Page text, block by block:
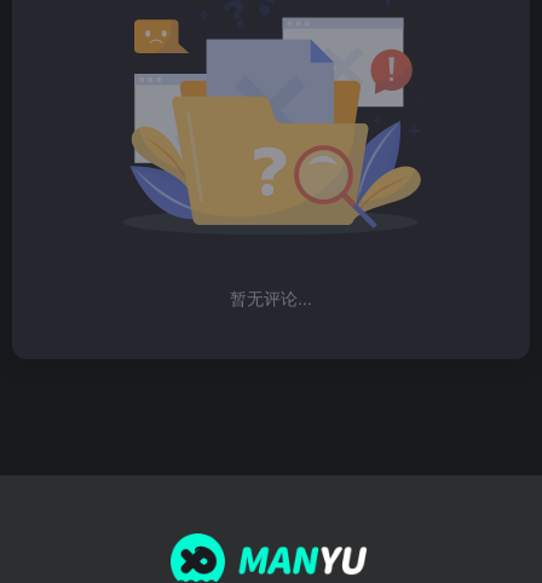
暂无评论...